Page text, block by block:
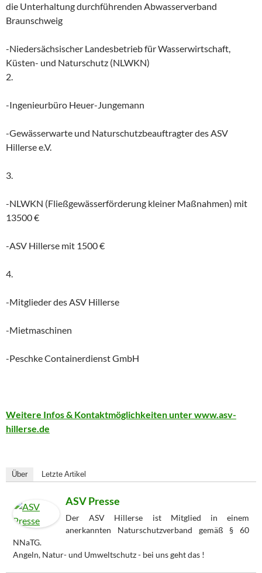
die Unterhaltung durchführenden Abwasserverband
Braunschweig
-Niedersächsischer Landesbetrieb für Wasserwirtschaft,
Küsten- und Naturschutz (NLWKN)
2.
-Ingenieurbüro Heuer-Jungemann
-Gewässerwarte und Naturschutzbeauftragter des ASV
Hillerse e.V.
3.
-NLWKN (Fließgewässerförderung kleiner Maßnahmen) mit
13500 €
-ASV Hillerse mit 1500 €
4.
-Mitglieder des ASV Hillerse
-Mietmaschinen
-Peschke Containerdienst GmbH
Weitere Infos & Kontaktmöglichkeiten unter www.asv-
hillerse.de
Über Letzte Artikel
ASV Presse
Der ASV Hillerse ist Mitglied in einem
anerkannten Naturschutzverband gemäß § 60
NNaTG.
Angeln, Natur- und Umweltschutz - bei uns geht das !